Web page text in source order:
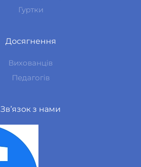
Гуртки
Досягнення
Вихованців
Педагогів
Зв’язок з нами